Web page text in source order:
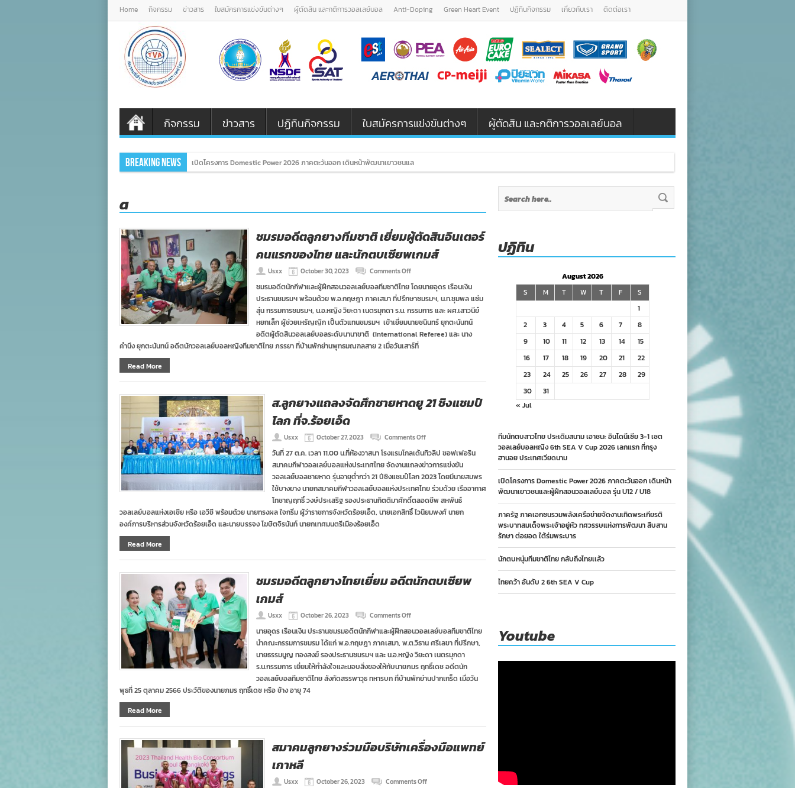
Home กิจกรรม ข่าวสาร ใบสมัครการแข่งขันต่างๆ ผู้ตัดสิน และกติการวอลเลย์บอล Anti-Doping Green Heart Event ปฏิทินกิจกรรม เกี่ยวกับเรา ติดต่อเรา
กิจกรรม ข่าวสาร ปฏิทินกิจกรรม ใบสมัครการแข่งขันต่างๆ ผู้ตัดสิน และกติการวอลเลย์บอล
Breaking News เปิดโครงการ Domestic Power 2026 ภาคตะวันออก เดินหน้าพัฒนาเยาวชนและผู้ฝึกสอนวอลเลย์บอล รุ่น U12 / U18
a
ชมรมอดีตลูกยางทีมชาติ เยี่ยมผู้ตัดสินอินเตอร์
คนแรกของไทย และนักตบเซียพเกมส์
Usxx October 30, 2023 Comments Offon
อดีต
ลูก
ยาง
ชาติ
เยี่ยม
ผู้
แรก
ไทย
และ
เซียพ
เกมส์
ชมรมอดีตนักกีฬาและผู้ฝึกสอนวอลเลย์บอลทีมชาติไทย โดยนายอุดร เรือนเงิน
ประธานชมรมฯ พร้อมด้วย พ.อ.กฤษฎา ภาคเสมา ที่ปรึกษาชมรมฯ, น.ท.ชุมพล แช่ม
สุ่น กรรมการชมรมฯ, น.อ.หญิง วิยะดา เนตรมุกดา ร.น. กรรมการ และ ผศ.เสาวนีย์
หยกเล็ก ผู้ช่วยเหรัญญิก เป็นตัวแทนชมรมฯ เข้าเยี่ยมนายชนินทร์ ยุกตะนันทน์
อดีตผู้ตัดสินวอลเลย์บอลระดับนานาชาติ (International Referee) และ นาง
คำนึง ยุกตะนันทน์ อดีตนักวอลเลย์บอลหญิงทีมชาติไทย ภรรยา ที่บ้านพักย่านพุทธมณฑลสาย 2 เมื่อวันเสาร์ที่
Read More
ส.ลูกยางแถลงจัดศึกชายหาดยู 21 ชิงแชมป์
โลก ที่จ.ร้อยเอ็ด
Usxx October 27, 2023 Comments Offon
ยาง
แถลง
จัด
ชายหาด
ยู
21
วันที่ 27 ต.ค. เวลา 11.00 น.ที่ห้องวาสนา โรงแรมโกลเด้นทิวลิป ซอฟเฟอริน
สมาคมกีฬาวอลเลย์บอลแห่งประเทศไทย จัดงานแถลงข่าวการแข่งขัน
วอลเลย์บอลชายหาด รุ่นอายุต่ำกว่า 21 ปีชิงแชมป์โลก 2023 โดยมีนายสมพร
ใช้บางยาง นายกสมาคมกีฬาวอลเลย์บอลแห่งประเทศไทย ร่วมด้วย เรืออากาศ
โทชาญฤทธิ์ วงษ์ประเสริฐ รองประธานกิตติมาศักดิ์ตลอดชีพ สหพันธ์
วอลเลย์บอลแห่งเอเชีย หรือ เอวีซี พร้อมด้วย นายทรงผล ใจกริ่ม ผู้ว่าราชการจังหวัดร้อยเอ็ด, นายเอกสิทธิ์ ไวนิยมพงศ์ นายก
องค์การบริหารส่วนจังหวัดร้อยเอ็ด และนายบรรจง โฆษิตจิรนันท์ นายกเทศมนตรีเมืองร้อยเอ็ด
Read More
ชมรมอดีตลูกยางไทยเยี่ยม อดีตนักตบเซียพ
เกมส์
Usxx October 26, 2023 Comments Offon
อดีต
ลูก
ยาง
เยี่ยม
อดีต
นายอุดร เรือนเงิน ประธานชมรมอดีตนักกีฬาและผู้ฝึกสอนวอลเลย์บอลทีมชาติไทย
นำคณะกรรมการชมรม ได้แก่ พ.อ.กฤษฎา ภาคเสมา, พ.ต.วิธาน ศรีเลขา ที่ปรึกษา,
นายธรรมนูญ ทองสงฆ์ รองประธานชมรมฯ และ น.อ.หญิง วิยะดา เนตรมุกดา
ร.น.กรรมการ เยี่ยมให้กำลังใจและมอบสิ่งของให้กับนายภมร ฤทธิ์เดช อดีตนัก
วอลเลย์บอลทีมชาติไทย สังกัดสรรพาวุธ ทหารบก ที่บ้านพักย่านปากเกร็ด เมื่อวัน
พุธที่ 25 ตุลาคม 2566 ประวัติของนายภมร ฤทธิ์เดช หรือ ช้าง อายุ 74
Read More
สมาคมลูกยางร่วมมือบริษัทเครื่องมือแพทย์
เกาหลี
Usxx October 26, 2023 Comments Offon
ปฏิทิน
August 2026
S
M T W T F
S
1
2
3 4 5 6 7
8
9
10 11 12 13 14
15
16
17 18 19 20 21
22
23
24 25 26 27 28
29
30
31
« Jul
ทีมนักตบสาวไทย ประเดิมสนาม เอาชนะ อินโดนีเซีย 3-1 เซต
วอลเลย์บอลหญิง 6th SEA V Cup 2026 เลกแรก ที่กรุง
ฮานอย ประเทศเวียดนาม
เปิดโครงการ Domestic Power 2026 ภาคตะวันออก เดินหน้า
พัฒนาเยาวชนและผู้ฝึกสอนวอลเลย์บอล รุ่น U12 / U18
ภาครัฐ ภาคเอกชนรวมพลังเครือข่ายจัดงานเทิดพระเกียรติ
พระบาทสมเด็จพระเจ้าอยู่หัว ทศวรรษแห่งการพัฒนา สืบสาน
รักษา ต่อยอด ใต้ร่มพระบาร
นักตบหนุ่มทีมชาติไทย กลับถึงไทยเเล้ว
ไทยคว้า อันดับ 2 6th SEA V Cup
Youtube